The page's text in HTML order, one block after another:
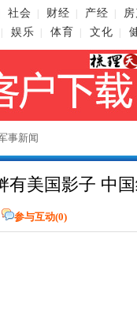
社会 财经 产经
娱乐 体育 文化
事新闻
有美国影子 中
参与互动(0)